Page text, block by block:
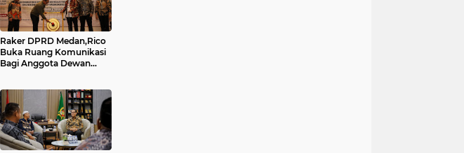
Raker DPRD Medan,Rico
Buka Ruang Komunikasi
Bagi Anggota Dewan...